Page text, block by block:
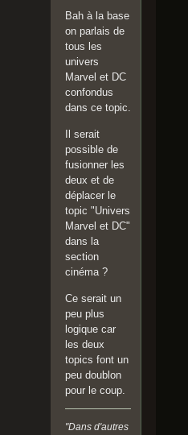
Bah à la base
on parlais de
tous les
univers
Marvel et DC
confondus
dans ce topic.
Il serait
possible de
fusionner les
deux et de
déplacer le
topic "Univers
Marvel et DC"
dans la
section
cinéma ?
Ce serait un
peu plus
logique car
les deux
topics font un
peu doublon
pour le coup.
"Dans d'autres